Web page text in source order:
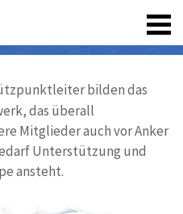
bilden das
das überall
Mitglieder auch vor Anker
Unterstützung und
ansteht.